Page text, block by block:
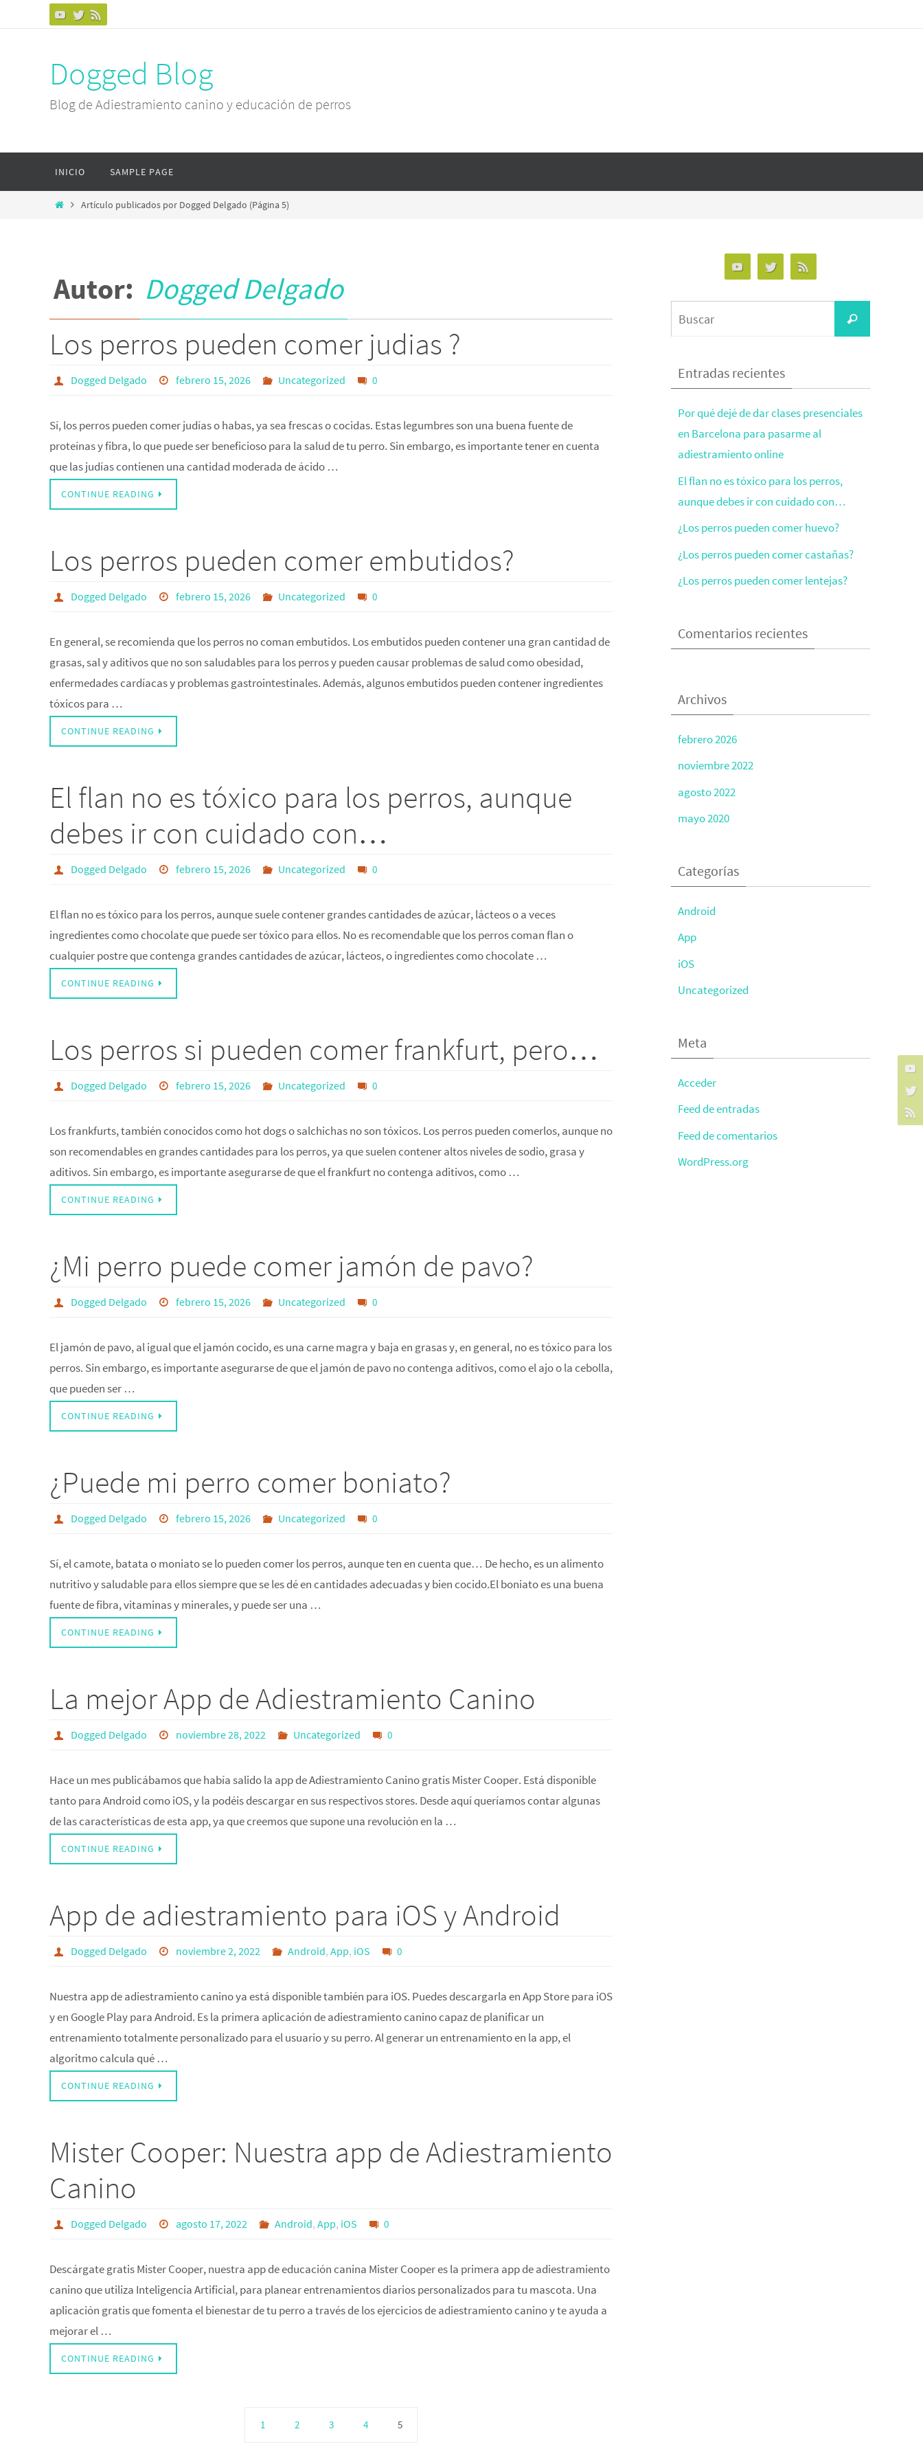
Dogged Blog
Blog de Adiestramiento canino y educación de perros
INICIO SAMPLE PAGE
Artículo publicados por Dogged Delgado (Página 5)
Autor: Dogged Delgado
Los perros pueden comer judias ?
Dogged Delgado febrero 15, 2026 Uncategorized 0
Sí, los perros pueden comer judías o habas, ya sea frescas o cocidas. Estas legumbres son una buena fuente de
proteínas y fibra, lo que puede ser beneficioso para la salud de tu perro. Sin embargo, es importante tener en cuenta
que las judías contienen una cantidad moderada de ácido …
CONTINUE READING
Los perros pueden comer embutidos?
Dogged Delgado febrero 15, 2026 Uncategorized 0
En general, se recomienda que los perros no coman embutidos. Los embutidos pueden contener una gran cantidad de
grasas, sal y aditivos que no son saludables para los perros y pueden causar problemas de salud como obesidad,
enfermedades cardíacas y problemas gastrointestinales. Además, algunos embutidos pueden contener ingredientes
tóxicos para …
CONTINUE READING
El flan no es tóxico para los perros, aunque
debes ir con cuidado con…
Dogged Delgado febrero 15, 2026 Uncategorized 0
El flan no es tóxico para los perros, aunque suele contener grandes cantidades de azúcar, lácteos o a veces
ingredientes como chocolate que puede ser tóxico para ellos. No es recomendable que los perros coman flan o
cualquier postre que contenga grandes cantidades de azúcar, lácteos, o ingredientes como chocolate …
CONTINUE READING
Los perros si pueden comer frankfurt, pero…
Dogged Delgado febrero 15, 2026 Uncategorized 0
Los frankfurts, también conocidos como hot dogs o salchichas no son tóxicos. Los perros pueden comerlos, aunque no
son recomendables en grandes cantidades para los perros, ya que suelen contener altos niveles de sodio, grasa y
aditivos. Sin embargo, es importante asegurarse de que el frankfurt no contenga aditivos, como …
CONTINUE READING
¿Mi perro puede comer jamón de pavo?
Dogged Delgado febrero 15, 2026 Uncategorized 0
El jamón de pavo, al igual que el jamón cocido, es una carne magra y baja en grasas y, en general, no es tóxico para los
perros. Sin embargo, es importante asegurarse de que el jamón de pavo no contenga aditivos, como el ajo o la cebolla,
que pueden ser …
CONTINUE READING
¿Puede mi perro comer boniato?
Dogged Delgado febrero 15, 2026 Uncategorized 0
Sí, el camote, batata o moniato se lo pueden comer los perros, aunque ten en cuenta que… De hecho, es un alimento
nutritivo y saludable para ellos siempre que se les dé en cantidades adecuadas y bien cocido.El boniato es una buena
fuente de fibra, vitaminas y minerales, y puede ser una …
CONTINUE READING
La mejor App de Adiestramiento Canino
Dogged Delgado noviembre 28, 2022 Uncategorized 0
Hace un mes publicábamos que había salido la app de Adiestramiento Canino gratis Mister Cooper. Está disponible
tanto para Android como iOS, y la podéis descargar en sus respectivos stores. Desde aquí queríamos contar algunas
de las características de esta app, ya que creemos que supone una revolución en la …
CONTINUE READING
App de adiestramiento para iOS y Android
Dogged Delgado noviembre 2, 2022 Android,App, iOS 0
Nuestra app de adiestramiento canino ya está disponible también para iOS. Puedes descargarla en App Store para iOS
y en Google Play para Android. Es la primera aplicación de adiestramiento canino capaz de planificar un
entrenamiento totalmente personalizado para el usuario y su perro. Al generar un entrenamiento en la app, el
algoritmo calcula qué …
CONTINUE READING
Mister Cooper: Nuestra app de Adiestramiento
Canino
Dogged Delgado agosto 17, 2022 Android,App, iOS 0
Descárgate gratis Mister Cooper, nuestra app de educación canina Mister Cooper es la primera app de adiestramiento
canino que utiliza Inteligencia Artificial, para planear entrenamientos diarios personalizados para tu mascota. Una
aplicación gratis que fomenta el bienestar de tu perro a través de los ejercicios de adiestramiento canino y te ayuda a
mejorar el …
CONTINUE READING
1 2 3 4 5
Entradas recientes
Por qué dejé de dar clases presenciales
en Barcelona para pasarme al
adiestramiento online
El flan no es tóxico para los perros,
aunque debes ir con cuidado con…
¿Los perros pueden comer huevo?
¿Los perros pueden comer castañas?
¿Los perros pueden comer lentejas?
Comentarios recientes
Archivos
febrero 2026
noviembre 2022
agosto 2022
mayo 2020
Categorías
Android
App
iOS
Uncategorized
Meta
Acceder
Feed de entradas
Feed de comentarios
WordPress.org